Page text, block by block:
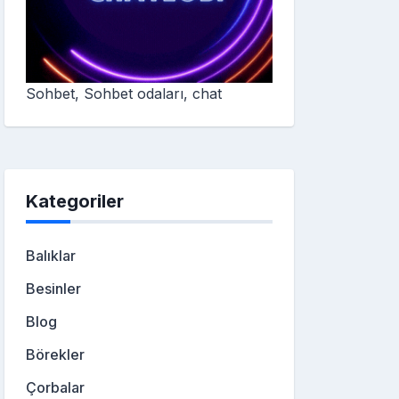
Sohbet, Sohbet odaları, chat
Kategoriler
Balıklar
Besinler
Blog
Börekler
Çorbalar